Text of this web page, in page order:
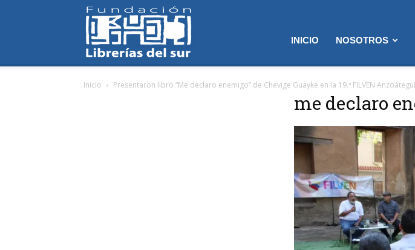
INICIO NOSOTROS
Inicio Presentaron libro “Me declaro enemigo” de Chevige Guayke en la 19.ª FILVEN Anzoátegui
me declaro